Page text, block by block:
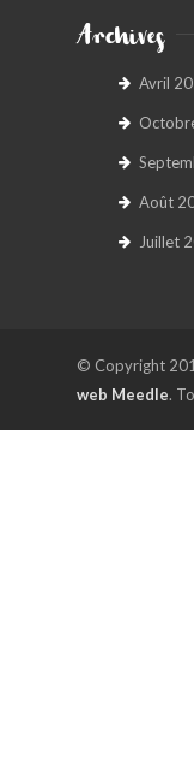
Archives
Avril
Août
Juillet
© Copyright
web Meedle.